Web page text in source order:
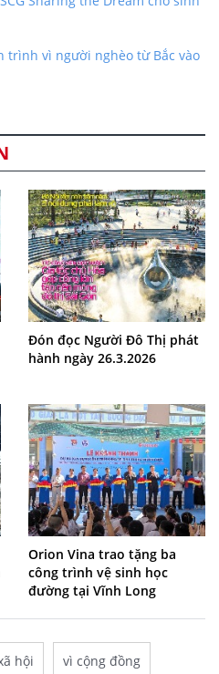
trình vì người nghèo từ Bắc vào
Đón đọc Người Đô Thị phát
hành ngày 26.3.2026
Orion Vina trao tặng ba
công trình vệ sinh học
đường tại Vĩnh Long
hội vì cộng đồng